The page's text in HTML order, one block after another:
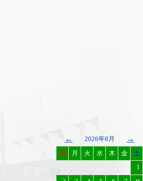
← 2026年8月 →
日 月 火 水 木 金
土
1